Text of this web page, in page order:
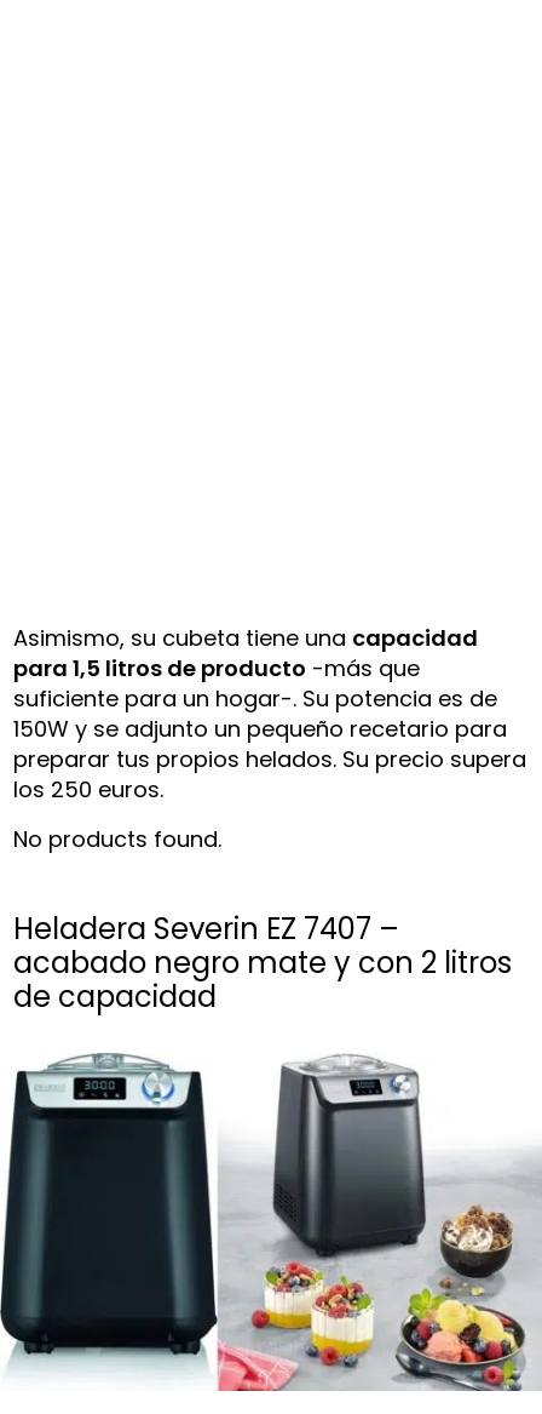
Asimismo, su cubeta tiene una capacidad
para 1,5 litros de producto -más que
suficiente para un hogar-. Su potencia es de
150W y se adjunto un pequeño recetario para
preparar tus propios helados. Su precio supera
los 250 euros.
No products found.
Heladera Severin EZ 7407 –
acabado negro mate y con 2 litros
de capacidad